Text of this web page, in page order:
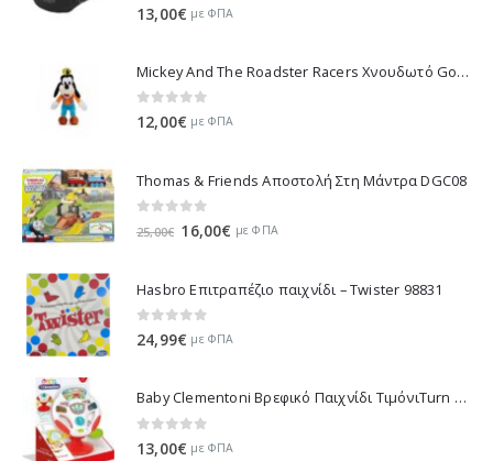
13,00€ με ΦΠΑ
Mickey And The Roadster Racers Χνουδωτό Goofy 25 εκ 1607-01691
0 out of 5
12,00€ με ΦΠΑ
Thomas & Friends Αποστολή Στη Μάντρα DGC08
out of 5
25,00€ Original
25,00€.
16,00€ Η
είναι:
με ΦΠΑ
Hasbro Επιτραπέζιο παιχνίδι – Twister 98831
0 out of 5
24,99€ με ΦΠΑ
Baby Clementoni Βρεφικό Παιχνίδι ΤιμόνιΤurn Αnd Drive Activity Wheel - 1000-17241
0out of 5
13,00€ με ΦΠΑ